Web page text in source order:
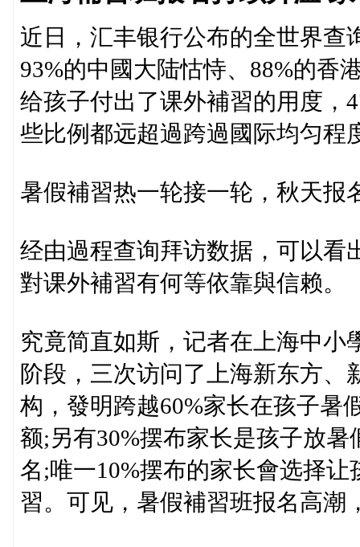
近日，汇丰银行公布的全世界查
93%的中國大陆怙恃、88%的香
给孩子付出了课外補習的用度，
些比例都远超過跨過國际均匀程
暑假補習热一轮接一轮，秋天报
经由過程查询拜访数据，可以看
對课外補習有何等依靠與信赖。
究竟简直如斯，记者在上海中小
阶段，三次访问了上海新东方、
构，發明跨越60%家长在孩子暑
额;另有30%摆布家长是孩子放
名;唯一10%摆布的家长會选择
習。可见，暑假補習班报名高潮